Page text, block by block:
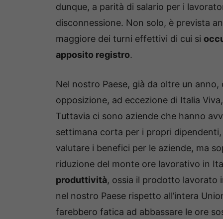
dunque, a parità di salario per i
disconnessione. Non solo, è prevista
maggiore dei turni effettivi di cui si
apposito registro.
Nel nostro Paese, già da oltre un
opposizione, ad eccezione di Italia Viva,
Tuttavia ci sono aziende che hanno
settimana corta per i propri
valutare i benefici per le aziende, ma
riduzione del monte ore lavorativo in
produttività, ossia il prodotto lavorato
nel nostro Paese rispetto all’intera
farebbero fatica ad abbassare le ore